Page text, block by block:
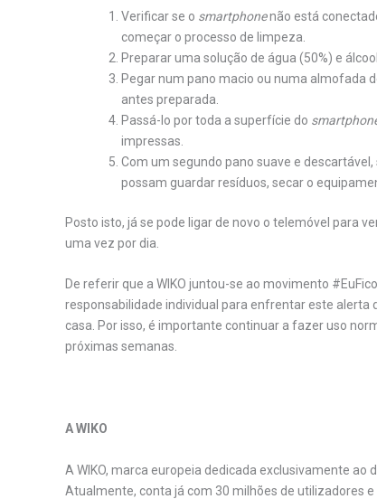
Verificar se o smartphonenão está
começar o processo de limpeza.
Preparar uma solução de água (50%) e
Pegar num pano macio ou numa almofada
antes preparada.
Passá-lo por toda a superfície do
impressas.
Com um segundo pano suave e
possam guardar resíduos, secar o
Posto isto, já se pode ligar de novo o telemóvel para
uma vez por dia.
De referir que a WIKO juntou-se ao movimento
responsabilidade individual para enfrentar este alerta
casa. Por isso, é importante continuar a fazer uso
próximas semanas.
A WIKO
A WIKO, marca europeia dedicada exclusivamente ao
Atualmente, conta já com 30 milhões de utilizadores